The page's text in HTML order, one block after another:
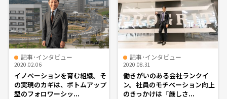
記事･インタビュー
2020.02.06
イノベーションを育む組織。そ
の実現のカギは、ボトムアップ
型のフォロワーシッ...
記事･インタビュー
2020.08.31
働きがいのある会社ランクイ
ン。社員のモチベーション向上
のきっかけは「厳しさ...